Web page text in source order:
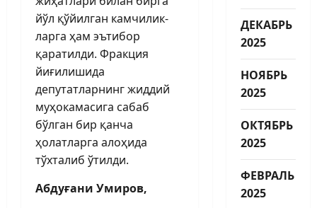
йўл қўйилган камчилик­
ларга ҳам эътибор
қаратилди. Фракция
йиғилишида
депутатларнинг жиддий
муҳокамасига сабаб
бўлган бир қанча
ҳолатларга алоҳида
тўхталиб ўтилди.
Абдуғани Умиров,
ДЕКАБРЬ
2025
НОЯБРЬ
2025
ОКТЯБРЬ
2025
ФЕВРАЛЬ
2025